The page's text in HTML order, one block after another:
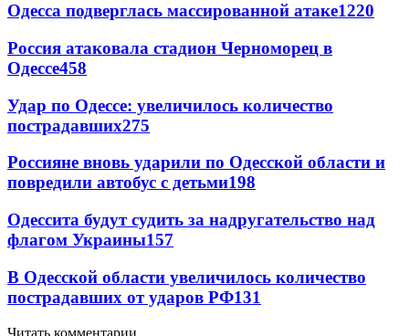
Одесса подверглась массированной атаке1220
Россия атаковала стадион Черноморец в
Одессе458
Удар по Одессе: увеличилось количество
пострадавших275
Россияне вновь ударили по Одесской области и
повредили автобус с детьми198
Одессита будут судить за надругательство над
флагом Украины157
В Одесской области увеличилось количество
пострадавших от ударов РФ131
Читать комментарии